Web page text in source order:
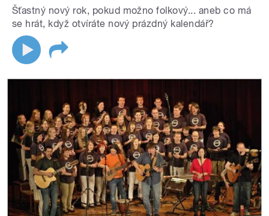
Šťastný nový rok, pokud možno folkový... aneb co má
se hrát, když otvíráte nový prázdný kalendář?